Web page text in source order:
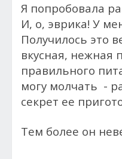
Я попробовала
И, о, эврика! У
Получилось это
вкусная, нежная
правильного
могу молчать -
секрет ее
Тем более он